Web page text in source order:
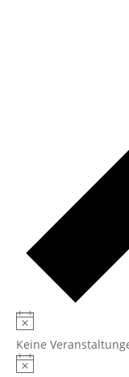
Hinweis
Keine
Hinweis